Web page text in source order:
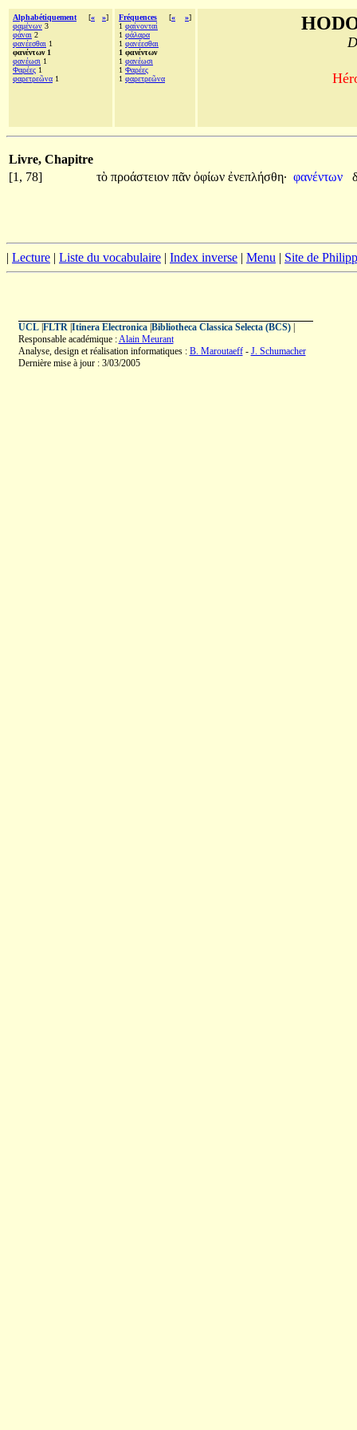
Alphabétiquement [« »]
φαμένων 3
φάναι 2
φανέεσθαι 1
φανέντων 1
φανέωσι 1
Φαρέες 1
φαρετρεῶνα 1
Fréquences [« »]
1 φαίνονταί
1 φάλαρα
1 φανέεσθαι
1 φανέντων
1 φανέωσι
1 Φαρέες
1 φαρετρεῶνα
Livre, Chapitre
[1, 78]
τὸ προάστειον πᾶν ὀφίων ἐνεπλήσθη· φανέντων
| Lecture | Liste du vocabulaire | Index inverse | Menu | Site de
UCL| FLTR| Itinera Electronica| Bibliotheca Classica Selecta (BCS)|
Responsable académique :Alain Meurant
Analyse, design et réalisation informatiques : B. Maroutaeff- J. Schumacher
Dernière mise à jour : 3/03/2005